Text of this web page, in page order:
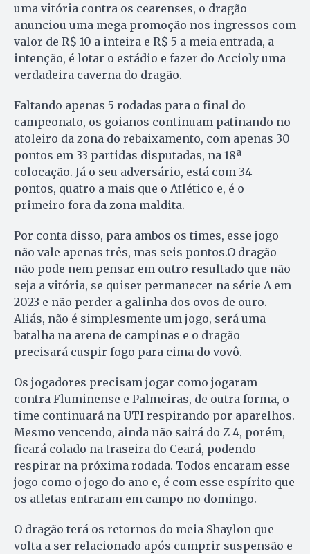
uma vitória contra os cearenses, o dragão
anunciou uma mega promoção nos ingressos com
valor de R$ 10 a inteira e R$ 5 a meia entrada, a
intenção, é lotar o estádio e fazer do Accioly uma
verdadeira caverna do dragão.
Faltando apenas 5 rodadas para o final do
campeonato, os goianos continuam patinando no
atoleiro da zona do rebaixamento, com apenas 30
pontos em 33 partidas disputadas, na 18ª
colocação. Já o seu adversário, está com 34
pontos, quatro a mais que o Atlético e, é o
primeiro fora da zona maldita.
Por conta disso, para ambos os times, esse jogo
não vale apenas três, mas seis pontos.O dragão
não pode nem pensar em outro resultado que não
seja a vitória, se quiser permanecer na série A em
2023 e não perder a galinha dos ovos de ouro.
Aliás, não é simplesmente um jogo, será uma
batalha na arena de campinas e o dragão
precisará cuspir fogo para cima do vovô.
Os jogadores precisam jogar como jogaram
contra Fluminense e Palmeiras, de outra forma, o
time continuará na UTI respirando por aparelhos.
Mesmo vencendo, ainda não sairá do Z 4, porém,
ficará colado na traseira do Ceará, podendo
respirar na próxima rodada. Todos encaram esse
jogo como o jogo do ano e, é com esse espírito que
os atletas entraram em campo no domingo.
O dragão terá os retornos do meia Shaylon que
volta a ser relacionado após cumprir suspensão e